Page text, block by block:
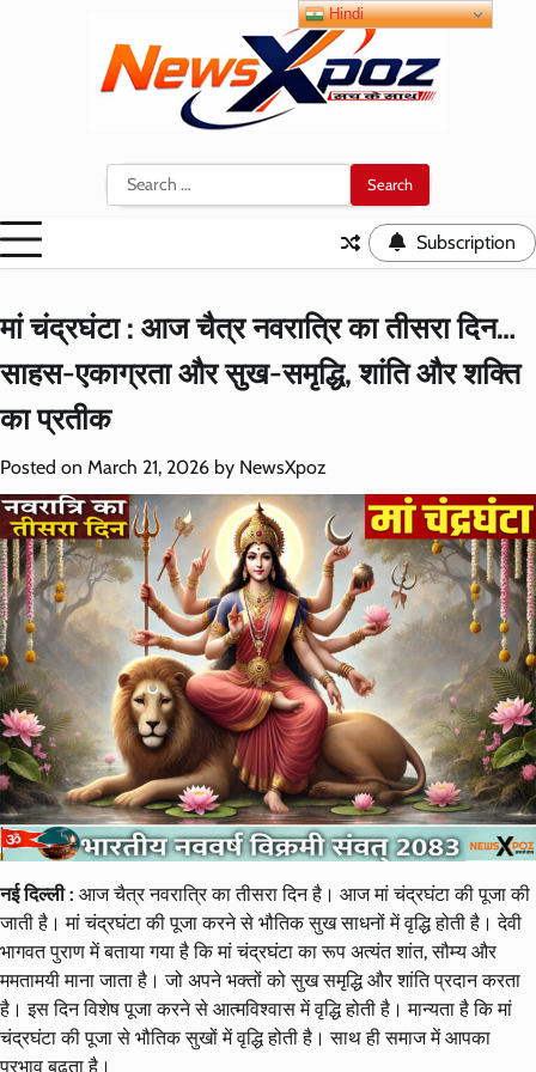
Search
for:
Subscription
मां चंद्रघंटा : आज चैत्र नवरात्रि का तीसरा दिन…
साहस-एकाग्रता और सुख-समृद्धि, शांति और शक्ति
का प्रतीक
Posted on March 21, 2026 by NewsXpoz
नई दिल्ली : आज चैत्र नवरात्रि का तीसरा दिन है। आज मां चंद्रघंटा की पूजा की
जाती है। मां चंद्रघंटा की पूजा करने से भौतिक सुख साधनों में वृद्धि होती है। देवी
भागवत पुराण में बताया गया है कि मां चंद्रघंटा का रूप अत्यंत शांत, सौम्य और
ममतामयी माना जाता है। जो अपने भक्तों को सुख समृद्धि और शांति प्रदान करता
है। इस दिन विशेष पूजा करने से आत्मविश्वास में वृद्धि होती है। मान्यता है कि मां
चंद्रघंटा की पूजा से भौतिक सुखों में वृद्धि होती है। साथ ही समाज में आपका
प्रभाव बढ़ता है।
Hindi